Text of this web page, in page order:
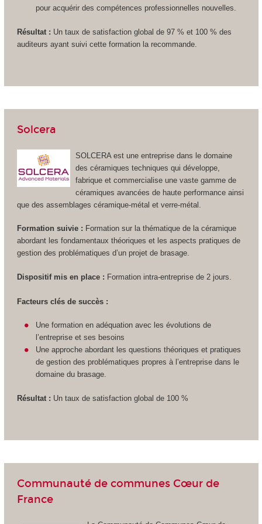
pour acquérir des compétences professionnelles nouvelles.
Résultat : Un taux de satisfaction global de 97 % et 100 % des
auditeurs ayant suivi cette formation la recommande.
Solcera
SOLCERA est une entreprise dans le domaine
des céramiques techniques qui développe,
fabrique et commercialise une vaste gamme de
céramiques avancées de haute performance ainsi
que des assemblages céramique-métal et verre-métal.
Formation suivie : Formation sur la thématique de la céramique
abordant les fondamentaux théoriques et les aspects pratiques de
gestion des problématiques d’un projet de brasage.
Dispositif mis en place : Formation intra-entreprise de 2 jours.
Facteurs clés de succès :
Une formation en adéquation avec les évolutions de
l’entreprise et ses besoins
Une approche abordant les questions théoriques et pratiques
de gestion des problématiques propres à l’entreprise dans le
domaine du brasage.
Résultat : Un taux de satisfaction global de 100 %
Communauté de communes Cœur de
France